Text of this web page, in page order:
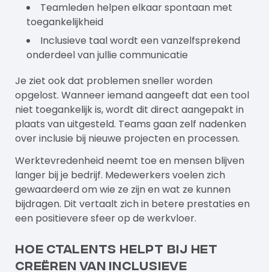
Teamleden helpen elkaar spontaan met
toegankelijkheid
Inclusieve taal wordt een vanzelfsprekend
onderdeel van jullie communicatie
Je ziet ook dat problemen sneller worden
opgelost. Wanneer iemand aangeeft dat een tool
niet toegankelijk is, wordt dit direct aangepakt in
plaats van uitgesteld. Teams gaan zelf nadenken
over inclusie bij nieuwe projecten en processen.
Werktevredenheid neemt toe en mensen blijven
langer bij je bedrijf. Medewerkers voelen zich
gewaardeerd om wie ze zijn en wat ze kunnen
bijdragen. Dit vertaalt zich in betere prestaties en
een positievere sfeer op de werkvloer.
Hoe Ctalents helpt bij het
creëren van inclusieve